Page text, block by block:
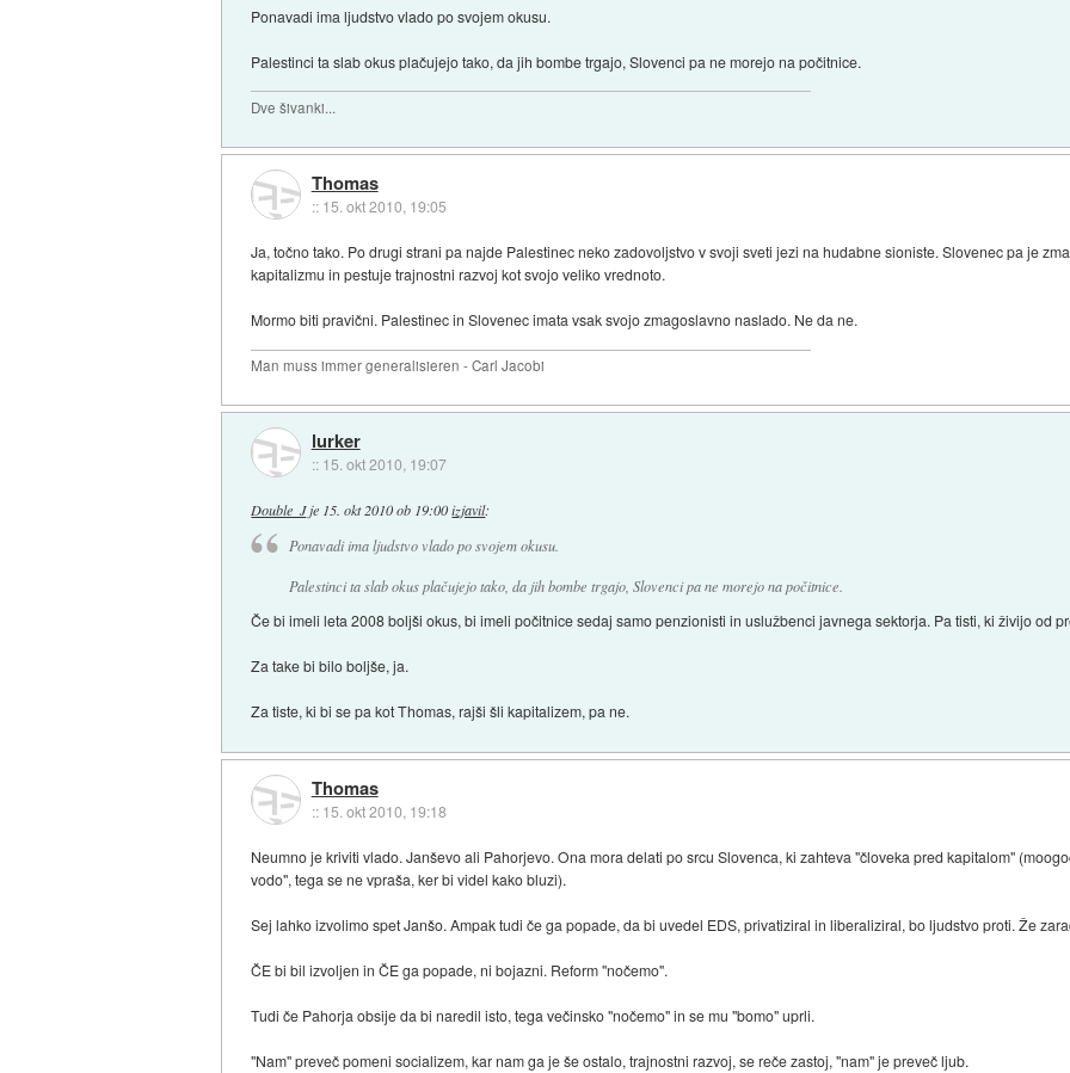
Ponavadi ima ljudstvo vlado po svojem okusu.
Palestinci ta slab okus plačujejo tako, da jih bombe trgajo, Slovenci pa ne morejo na počitnice.
Dve šivanki...
Thomas
:: 15. okt 2010, 19:05
Ja, točno tako. Po drugi strani pa najde Palestinec neko zadovoljstvo v svoji sveti jezi na hudabne sioniste. Slovenec pa je
kapitalizmu in pestuje trajnostni razvoj kot svojo veliko vrednoto.
Mormo biti pravični. Palestinec in Slovenec imata vsak svojo zmagoslavno naslado. Ne da ne.
Man muss immer generalisieren - Carl Jacobi
lurker
:: 15. okt 2010, 19:07
Double_Jje 15. okt 2010 ob 19:00 izjavil:
Ponavadi ima ljudstvo vlado po svojem okusu.
Palestinci ta slab okus plačujejo tako, da jih bombe trgajo, Slovenci pa ne morejo na počitnice.
Če bi imeli leta 2008 boljši okus, bi imeli počitnice sedaj samo penzionisti in uslužbenci javnega sektorja. Pa tisti, ki živijo od
Za take bi bilo boljše, ja.
Za tiste, ki bi se pa kot Thomas, rajši šli kapitalizem, pa ne.
Thomas
:: 15. okt 2010, 19:18
Neumno je kriviti vlado. Janševo ali Pahorjevo. Ona mora delati po srcu Slovenca, ki zahteva "človeka pred kapitalom"
vodo", tega se ne vpraša, ker bi videl kako bluzi).
Sej lahko izvolimo spet Janšo. Ampak tudi če ga popade, da bi uvedel EDS, privatiziral in liberaliziral, bo ljudstvo proti. Že
ČE bi bil izvoljen in ČE ga popade, ni bojazni. Reform "nočemo".
Tudi če Pahorja obsije da bi naredil isto, tega večinsko "nočemo" in se mu "bomo" uprli.
"Nam" preveč pomeni socializem, kar nam ga je še ostalo, trajnostni razvoj, se reče zastoj, "nam" je preveč ljub.